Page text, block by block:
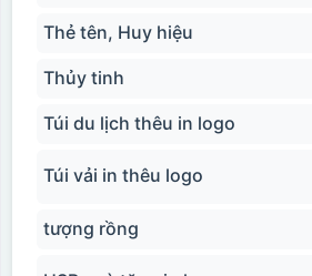
Thẻ tên, Huy hiệu
Thủy tinh
Túi du lịch thêu in logo
Túi vải in thêu logo
tượng rồng